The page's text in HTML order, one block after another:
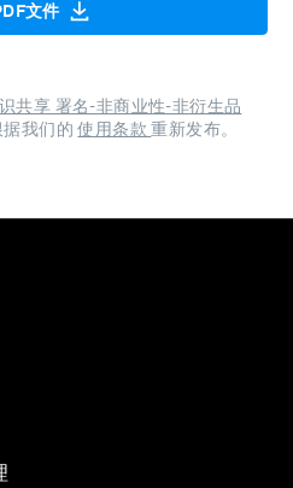
文件
共享 署名-非商业性-非衍生品
据我们的使用条款重新发布。